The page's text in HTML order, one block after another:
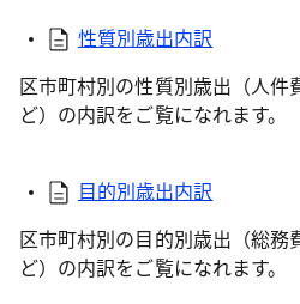
性質別歳出内訳
区市町村別の性質別歳出（人件
ど）の内訳をご覧になれます。
目的別歳出内訳
区市町村別の目的別歳出（総務
ど）の内訳をご覧になれます。